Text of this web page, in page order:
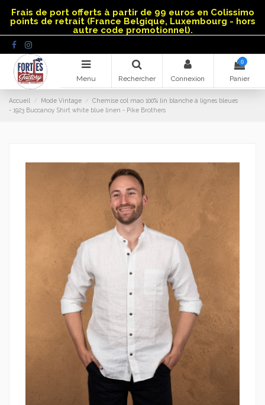
Frais de port offerts à partir de 99 euros en Colissimo
points de retrait (France Belgique, Luxembourg - hors
autre code promotionnel).
Menu Rechercher Connexion
0
Panier
Accueil Mode Vintage
Chemise col mao 100% lin blanche à lignes bleues
- 1923 Buccanoy Shirt white blue linen - Pike Brothers